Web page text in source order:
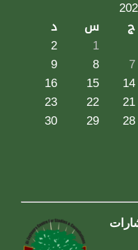
ج س د
1
2
7
8
9
14
15
16
21
22
23
28
29
30